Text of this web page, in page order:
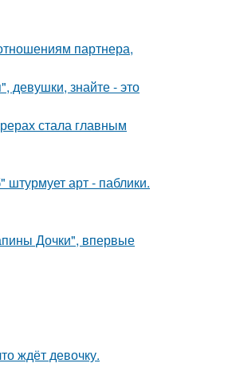
партнера,
знайте - это
стала главным
арт - паблики.
Дочки", впервые
ждёт девочку.